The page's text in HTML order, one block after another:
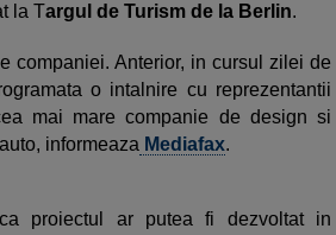
la Targul de Turism de la Berlin.
companiei. Anterior, in cursul zilei de
o intalnire cu reprezentantii
mai mare companie de design si
informeaza Mediafax.
proiectul ar putea fi dezvoltat in